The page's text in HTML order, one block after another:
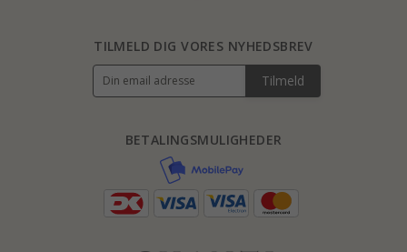
BETALINGSMULIGHEDER
TILMELD DIG VORES NYHEDSBREV
Tilmeld